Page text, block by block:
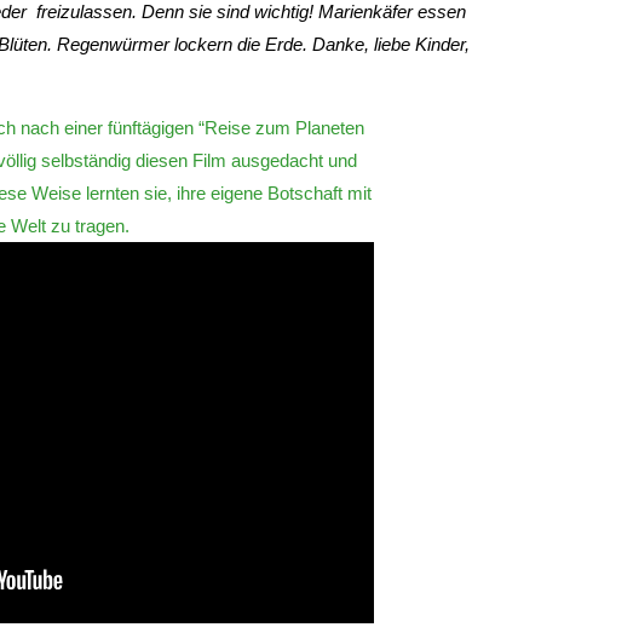
freizulassen. Denn sie sind wichtig! Marienkäfer essen
Regenwürmer lockern die Erde. Danke, liebe Kinder,
nach einer fünftägigen “Reise zum Planeten
selbständig diesen Film ausgedacht und
Weise lernten sie, ihre eigene Botschaft mit
Welt zu tragen.